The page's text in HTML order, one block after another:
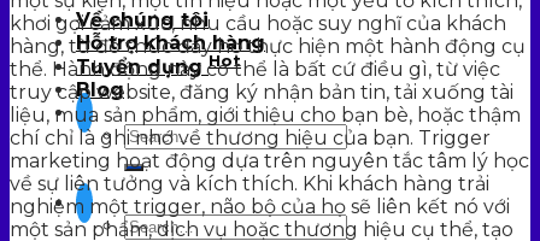
Về chúng tôi
Hỗ trợ khách hàng
Tuyển dụngHot
Blog
khơi gợi cảm xúc, nhu cầu hoặc suy nghĩ của khách
hàng, từ đó thúc đẩy họ thực hiện một hành động cụ
thể. Hành động này có thể là bất cứ điều gì, từ việc
truy cập website, đăng ký nhận bản tin, tải xuống tài
liệu, mua sản phẩm, giới thiệu cho bạn bè, hoặc thậm
chí chỉ là ghi nhớ về thương hiệu của bạn. Trigger
marketing hoạt động dựa trên nguyên tắc tâm lý học
về sự liên tưởng và kích thích. Khi khách hàng trải
nghiệm một trigger, não bộ của họ sẽ liên kết nó với
một sản phẩm, dịch vụ hoặc thương hiệu cụ thể, tạo